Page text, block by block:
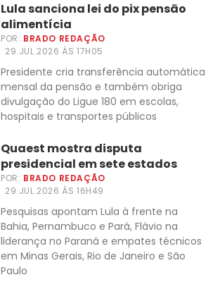
Lula sanciona lei do pix pensão
alimentícia
POR: BRADO REDAÇÃO
29.JUL.2026 ÀS 17H05
Presidente cria transferência automática
mensal da pensão e também obriga
divulgação do Ligue 180 em escolas,
hospitais e transportes públicos
Quaest mostra disputa
presidencial em sete estados
POR: BRADO REDAÇÃO
29.JUL.2026 ÀS 16H49
Pesquisas apontam Lula à frente na
Bahia, Pernambuco e Pará, Flávio na
liderança no Paraná e empates técnicos
em Minas Gerais, Rio de Janeiro e São
Paulo